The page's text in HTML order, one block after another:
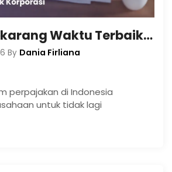
3 Alasan Sekarang Waktu Terbaik Mulai Retainer Pajak Korporasi
By Dania Firliana
perpajakan di Indonesia
untuk tidak lagi